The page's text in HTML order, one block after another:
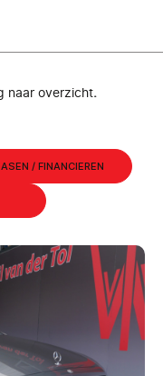
naar overzicht.
/ FINANCIEREN